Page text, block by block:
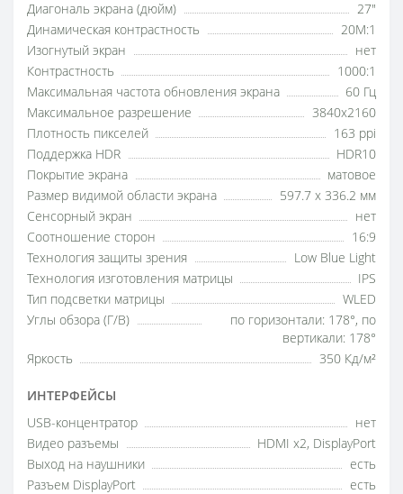
Диагональ экрана (дюйм)
27"
Динамическая контрастность
20M:1
Изогнутый экран
нет
Контрастность
1000:1
Максимальная частота обновления экрана
60 Гц
Максимальное разрешение
3840x2160
Плотность пикселей
163 ppi
Поддержка HDR
HDR10
Покрытие экрана
матовое
Размер видимой области экрана
597.7 x 336.2 мм
Сенсорный экран
нет
Соотношение сторон
16:9
Технология защиты зрения
Low Blue Light
Технология изготовления матрицы
IPS
Тип подсветки матрицы
WLED
Углы обзора (Г/В)
по горизонтали: 178°, по
вертикали: 178°
Яркость
350 Кд/м²
ИНТЕРФЕЙСЫ
USB-концентратор
нет
Видео разъемы
HDMI x2, DisplayPort
Выход на наушники
есть
Разъем DisplayPort
есть